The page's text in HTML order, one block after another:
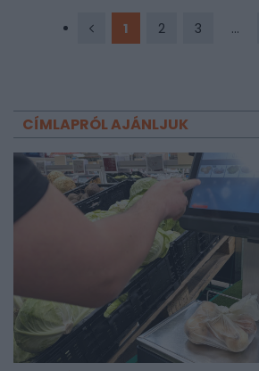
hogy a platform 2017-es alapításával
régió vezető áram és gáztőzsdéjévé
jelentős piaci következményeket is
1 2 3 ...
CÍMLAPRÓL AJÁNLJUK